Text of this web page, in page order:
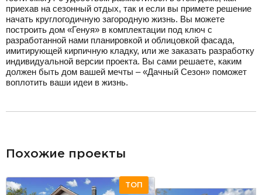
приехав на сезонный отдых, так и если вы примете решение
начать круглогодичную загородную жизнь. Вы можете
построить дом «Генуя» в комплектации под ключ с
разработанной нами планировкой и облицовкой фасада,
имитирующей кирпичную кладку, или же заказать разработку
индивидуальной версии проекта. Вы сами решаете, каким
должен быть дом вашей мечты – «Дачный Сезон» поможет
воплотить ваши идеи в жизнь.
Похожие проекты
ТОП